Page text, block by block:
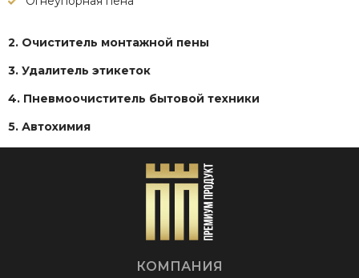
2. Очиститель монтажной пены
3. Удалитель этикеток
4. Пневмоочиститель бытовой техники
5. Автохимия
КОМПАНИЯ